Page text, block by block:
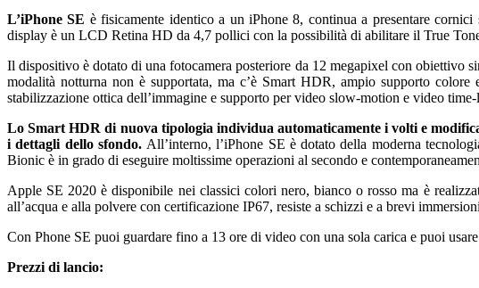
L’iPhone SE è fisicamente identico a un iPhone 8, continua a presentare
display è un LCD Retina HD da 4,7 pollici con la possibilità di abilitare il True
Il dispositivo è dotato di una fotocamera posteriore da 12 megapixel con obiettivo
modalità notturna non è supportata, ma c’è Smart HDR, ampio supporto
stabilizzazione ottica dell’immagine e supporto per video slow-motion e video
Lo Smart HDR di nuova tipologia individua automaticamente i volti e
i dettagli dello sfondo.All’interno, l’iPhone SE è dotato della moderna
Bionic è in grado di eseguire moltissime operazioni al secondo e
Apple SE 2020 è disponibile nei classici colori nero, bianco o rosso ma è
all’acqua e alla polvere con certificazione IP67, resiste a schizzi e a brevi
Con Phone SE puoi guardare fino a 13 ore di video con una sola carica e puoi
Prezzi di lancio: